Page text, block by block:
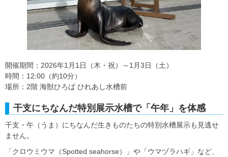
開催期間：2026年1月1日（木・祝）～1月3日（土）
時間：12:00（約10分）
場所：2階 海獣ひろば ひれあし水槽前
干支にちなんだ特別展示水槽で「午年」を体感
干支・午（うま）にちなんだ生きものたちの特別水槽展示も見逃せ
ません。
「クロウミウマ（Spotted seahorse）」や「ウマヅラハギ」など、